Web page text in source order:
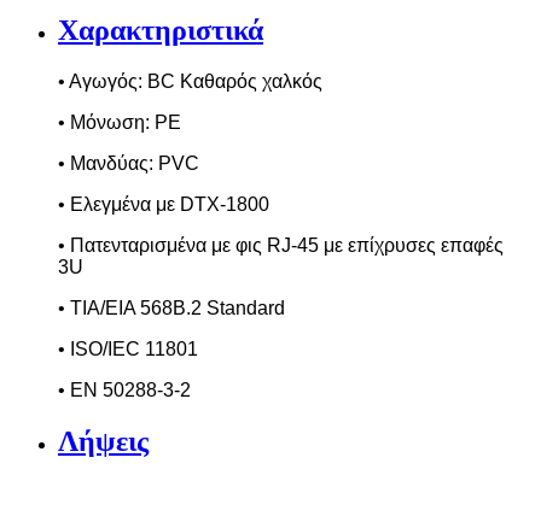
Χαρακτηριστικά
• Αγωγός: BC Kαθαρός χαλκός
• Μόνωση: PE
• Μανδύας: PVC
• Ελεγμένα με DTX-1800
• Πατενταρισμένα με φις RJ-45 με επίχρυσες επαφές
3U
• TIA/EIA 568B.2 Standard
• ISO/IEC 11801
• EN 50288-3-2
Λήψεις